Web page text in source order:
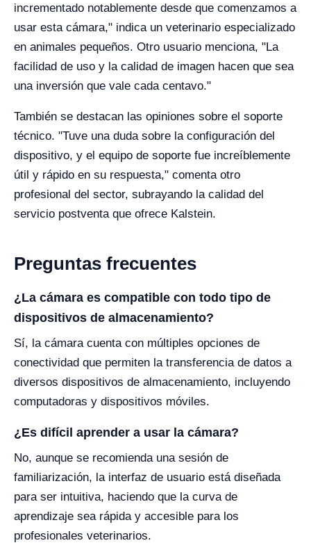
incrementado notablemente desde que comenzamos a
usar esta cámara," indica un veterinario especializado
en animales pequeños. Otro usuario menciona, "La
facilidad de uso y la calidad de imagen hacen que sea
una inversión que vale cada centavo."
También se destacan las opiniones sobre el soporte
técnico. "Tuve una duda sobre la configuración del
dispositivo, y el equipo de soporte fue increíblemente
útil y rápido en su respuesta," comenta otro
profesional del sector, subrayando la calidad del
servicio postventa que ofrece Kalstein.
Preguntas frecuentes
¿La cámara es compatible con todo tipo de
dispositivos de almacenamiento?
Sí, la cámara cuenta con múltiples opciones de
conectividad que permiten la transferencia de datos a
diversos dispositivos de almacenamiento, incluyendo
computadoras y dispositivos móviles.
¿Es difícil aprender a usar la cámara?
No, aunque se recomienda una sesión de
familiarización, la interfaz de usuario está diseñada
para ser intuitiva, haciendo que la curva de
aprendizaje sea rápida y accesible para los
profesionales veterinarios.